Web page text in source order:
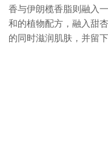
香与伊朗榄香脂则融入
和的植物配方，融入甜
的同时滋润肌肤，并留下